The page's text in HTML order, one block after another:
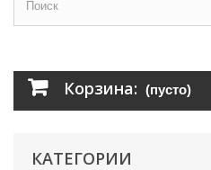
Корзина: (пусто)
КАТЕГОРИИ